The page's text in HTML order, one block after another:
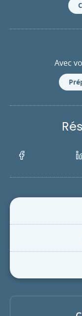
Avec
Facebook